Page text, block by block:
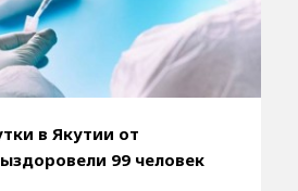
в Якутии от
99 человек